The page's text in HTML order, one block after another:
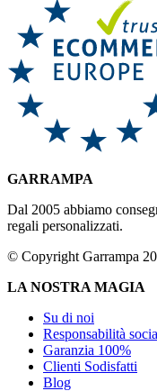
GARRAMPA
Dal 2005 abbiamo
regali personalizzati.
© Copyright Garrampa
LA NOSTRA MAGIA
Su di noi
Responsabilità
Garanzia 100%
Clienti Sodisfatti
Blog